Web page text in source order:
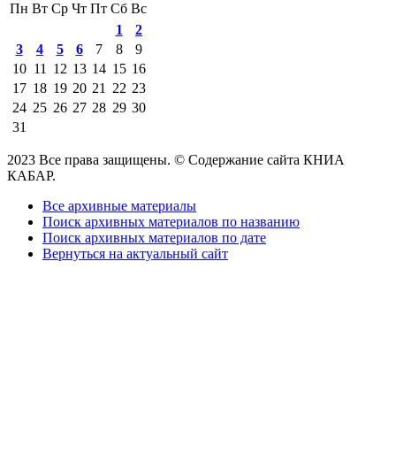
Пн Вт Ср Чт Пт Сб Вс
1
2
3
4 5 6 7 8
9
10 11 12 13 14 15 16
17 18 19 20 21 22 23
24 25 26 27 28 29 30
31
2023 Все права защищены. © Содержание сайта КНИА
КАБАР.
Все архивные материалы
Поиск архивных материалов по названию
Поиск архивных материалов по дате
Вернуться на актуальный сайт